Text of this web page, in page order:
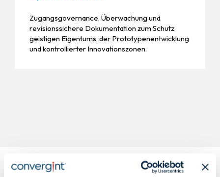
Zugangsgovernance, Überwachung und
revisionssichere Dokumentation zum Schutz
geistigen Eigentums, der Prototypenentwicklung
und kontrollierter Innovationszonen.